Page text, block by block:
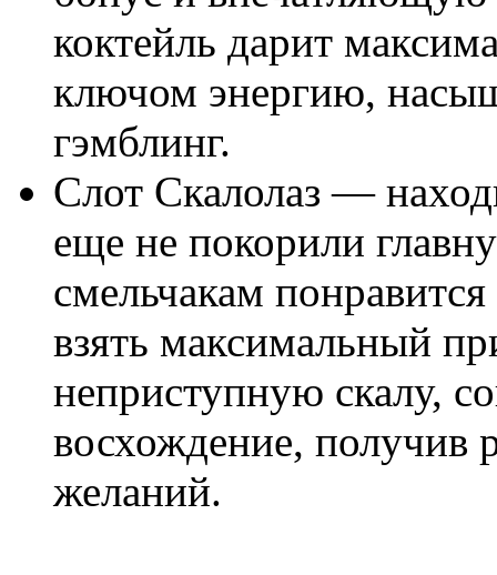
коктейль дарит
ключом энергию,
гэмблинг.
Слот Скалолаз —
еще не покорили
смельчакам понравится
взять максимальный
неприступную скалу,
восхождение, получив
желаний.